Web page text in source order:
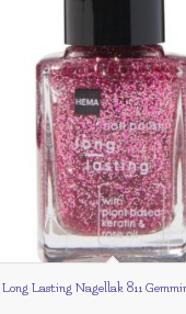
Lasting Nagellak 811